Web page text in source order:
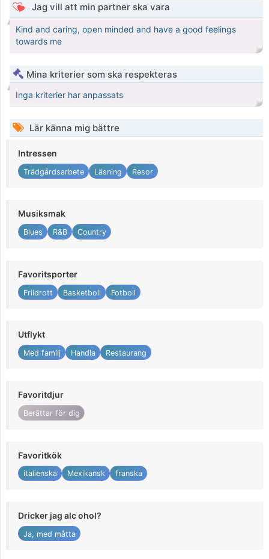
Jag vill att min partner ska vara
Kind and caring, open minded and have a good feelings
towards me
Mina kriterier som ska respekteras
Inga kriterier har anpassats
Lär känna mig bättre
Intressen
Trädgårdsarbete Läsning Resor
Musiksmak
Blues R&B Country
Favoritsporter
Friidrott Basketboll Fotboll
Utflykt
Med familj Handla Restaurang
Favoritdjur
Berättar för dig
Favoritkök
italienska Mexikansk franska
Dricker jag alc ohol?
Ja, med måtta